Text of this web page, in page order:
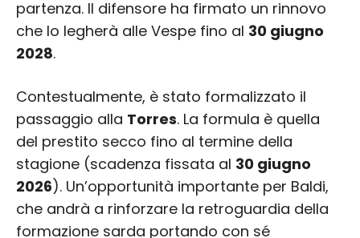
partenza. Il difensore ha firmato un rinnovo
che lo legherà alle Vespe fino al 30 giugno
2028.
Contestualmente, è stato formalizzato il
passaggio alla Torres. La formula è quella
del prestito secco fino al termine della
stagione (scadenza fissata al 30 giugno
2026). Un’opportunità importante per Baldi,
che andrà a rinforzare la retroguardia della
formazione sarda portando con sé